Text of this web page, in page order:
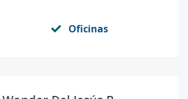
Oficinas